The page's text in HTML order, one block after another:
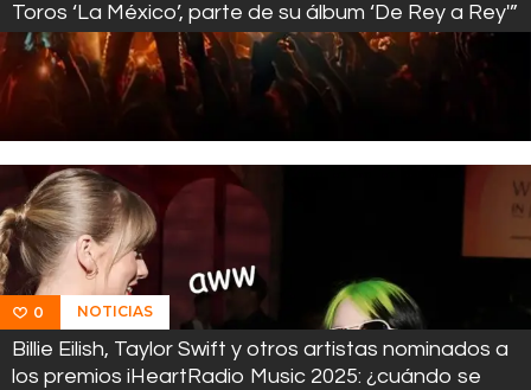
Toros ‘La México’, parte de su álbum ‘De Rey a Rey'”
0 NOTICIAS
Billie Eilish, Taylor Swift y otros artistas nominados a
los premios iHeartRadio Music 2025: ¿cuándo se